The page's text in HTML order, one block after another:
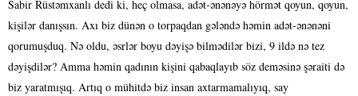
Sabir Rüstəmxanlı dedi ki, heç olmasa, adət-ənənəyə hörmət qoyun, qoyun,
kişilər danışsın. Axı biz dünən o torpaqdan gələndə həmin adət-ənənəni
qorumuşduq. Nə oldu, əsrlər boyu dəyişə bilmədilər bizi, 9 ildə nə tez
dəyişdilər? Amma həmin qadının kişini qabaqlayıb söz deməsinə şəraiti də
biz yaratmışıq. Artıq o mühitdə biz insan axtarmamalıyıq, say